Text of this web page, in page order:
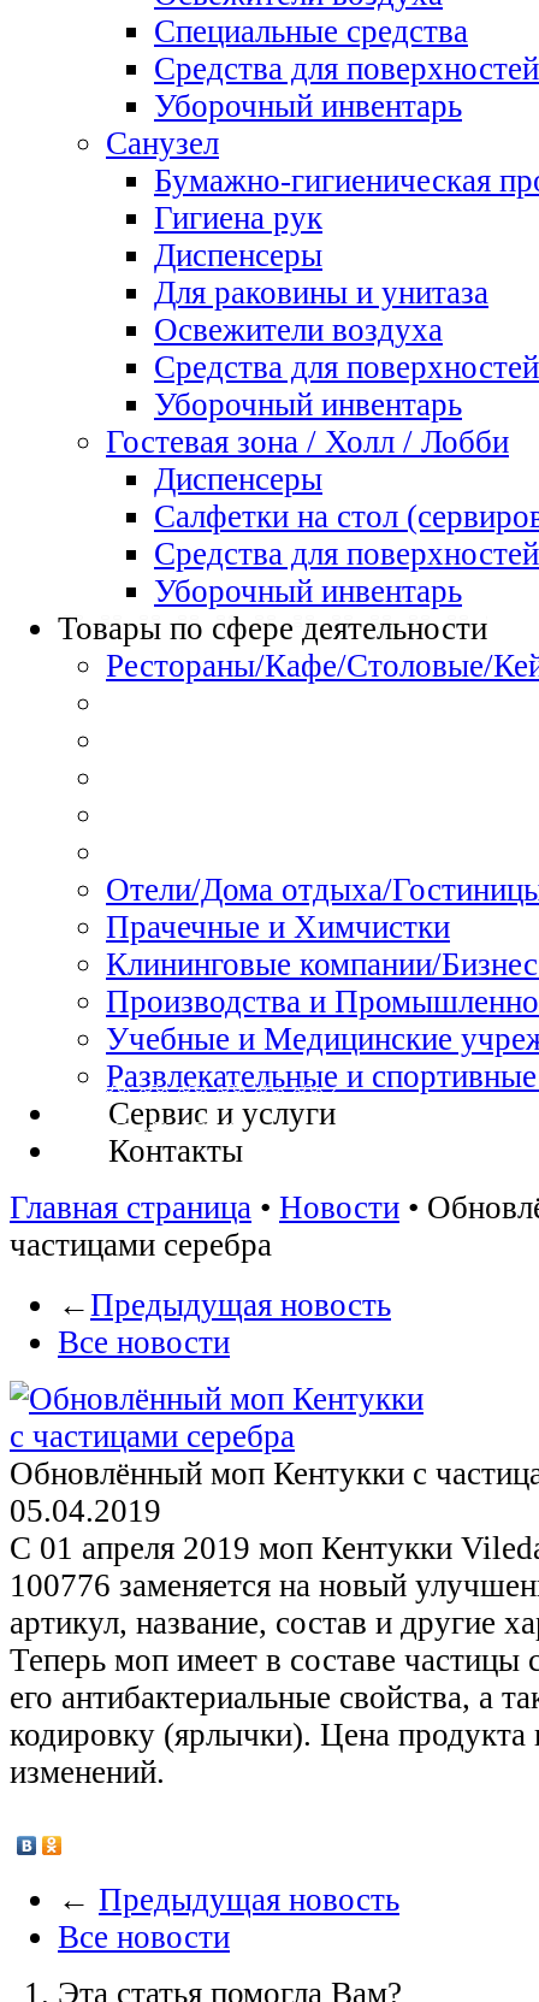
Специальные средства
Средства для поверхностей
Уборочный инвентарь
Санузел
Бумажно-гигиеническая
Гигиена рук
Диспенсеры
Для раковины и унитаза
Освежители воздуха
Средства для поверхностей
Уборочный инвентарь
Гостевая зона / Холл / Лобби
Диспенсеры
Салфетки на стол
Средства для поверхностей
Уборочный инвентарь
Товары по сфере деятельности
Рестораны/Кафе/Столовые/
Отели/Дома отдыха/
Прачечные и Химчистки
Клининговые компании/
Производства и
Учебные и Медицинские
Развлекательные и
Сервис и услуги
Контакты
Главная страница • Новости •
частицами серебра
←Предыдущая новость
Все новости
Обновлённый моп Кентукки с
05.04.2019
С 01 апреля 2019 моп Кентукки
100776 заменяется на новый
артикул, название, состав и другие
Теперь моп имеет в составе частицы
его антибактериальные свойства, а
кодировку (ярлычки). Цена продукта
изменений.
← Предыдущая новость
Все новости
Эта статья помогла Вам?